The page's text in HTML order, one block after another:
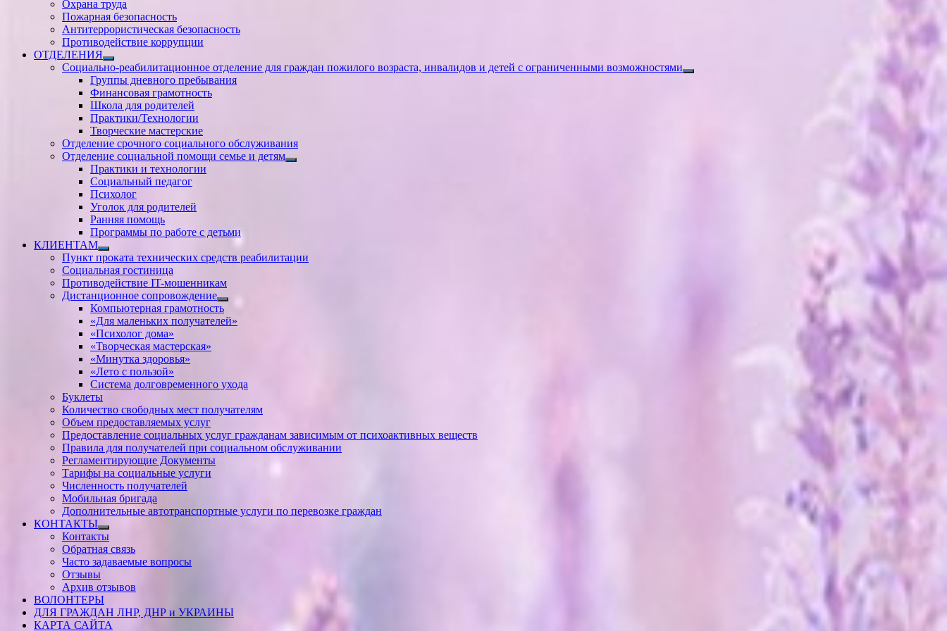
Охрана труда
Пожарная безопасность
Антитеррористическая безопасность
Противодействие коррупции
ОТДЕЛЕНИЯ
Показать
подменю
Социально-реабилитационное отделение для граждан пожилого возраста, инвалидов и детей с ограниченными возможностями
Показать
Группы дневного пребывания
Финансовая грамотность
Школа для родителей
Практики/Технологии
Творческие мастерские
Отделение срочного социального обслуживания
Отделение социальной помощи семье и детям
Показать
Практики и технологии
Социальный педагог
Психолог
Уголок для родителей
Ранняя помощь
Программы по работе с детьми
КЛИЕНТАМ
Показать
подменю
Пункт проката технических средств реабилитации
Социальная гостиница
Противодействие IT-мошенникам
Дистанционное сопровождение
Показать
подменю
Компьютерная грамотность
«Для маленьких получателей»
«Психолог дома»
«Творческая мастерская»
«Минутка здоровья»
«Лето с пользой»
Система долговременного ухода
Буклеты
Количество свободных мест получателям
Объем предоставляемых услуг
Предоставление социальных услуг гражданам зависимым от психоактивных веществ
Правила для получателей при социальном обслуживании
Регламентирующие Документы
Тарифы на социальные услуги
Численность получателей
Мобильная бригада
Дополнительные автотранспортные услуги по перевозке граждан
КОНТАКТЫ
Показать
подменю
Контакты
Обратная связь
Часто задаваемые вопросы
Отзывы
Архив отзывов
ВОЛОНТЕРЫ
ДЛЯ ГРАЖДАН ЛНР, ДНР и УКРАИНЫ
КАРТА САЙТА